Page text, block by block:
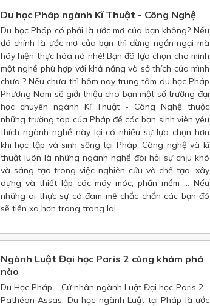
Du học Pháp ngành Kĩ Thuật - Công Nghệ
Du học Pháp có phải là ước mơ của bạn không? Nếu
đó chính là ước mơ của bạn thì đừng ngần ngại mà
hãy hiện thực hóa nó nhé! Bạn đã lựa chọn cho mình
một nghề phù hợp với khả năng và sở thích của mình
chưa ? Nếu chưa thì hôm nay trung tâm du học Pháp
Phương Nam sẽ giới thiệu cho bạn một số trường đại
học chuyên ngành Kĩ Thuật - Công Nghệ thuộc
những trường top của Pháp để các bạn sinh viên yêu
thích ngành nghề này lại có nhiều sự lựa chọn hơn
khi học tập và sinh sống tại Pháp. Công nghệ và kĩ
thuật luôn là những ngành nghề đòi hỏi sự chịu khó
và sáng tạo trong việc nghiên cứu và chế tạo, xây
dựng và thiết lập các máy móc, phần mềm ... Nếu
những ai thực sự có đam mê chắc chắn các bạn đó
sẽ tiến xa hơn trong trong lai.
Ngành Luật Đại học Paris 2 cùng khám phá
nào
Du Học Pháp - Cử nhân ngành Luật Đại học Paris 2 -
Pathéon Assas. Du học ngành Luật tại Pháp là ước